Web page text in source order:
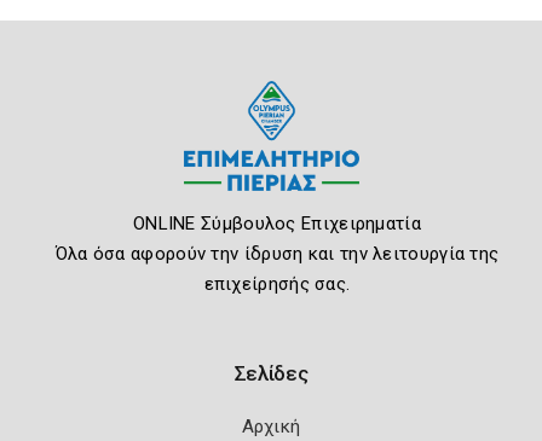
ONLINE Σύμβουλος Επιχειρηματία
Όλα όσα αφορούν την ίδρυση και την λειτουργία της
επιχείρησής σας.
Σελίδες
Αρχική